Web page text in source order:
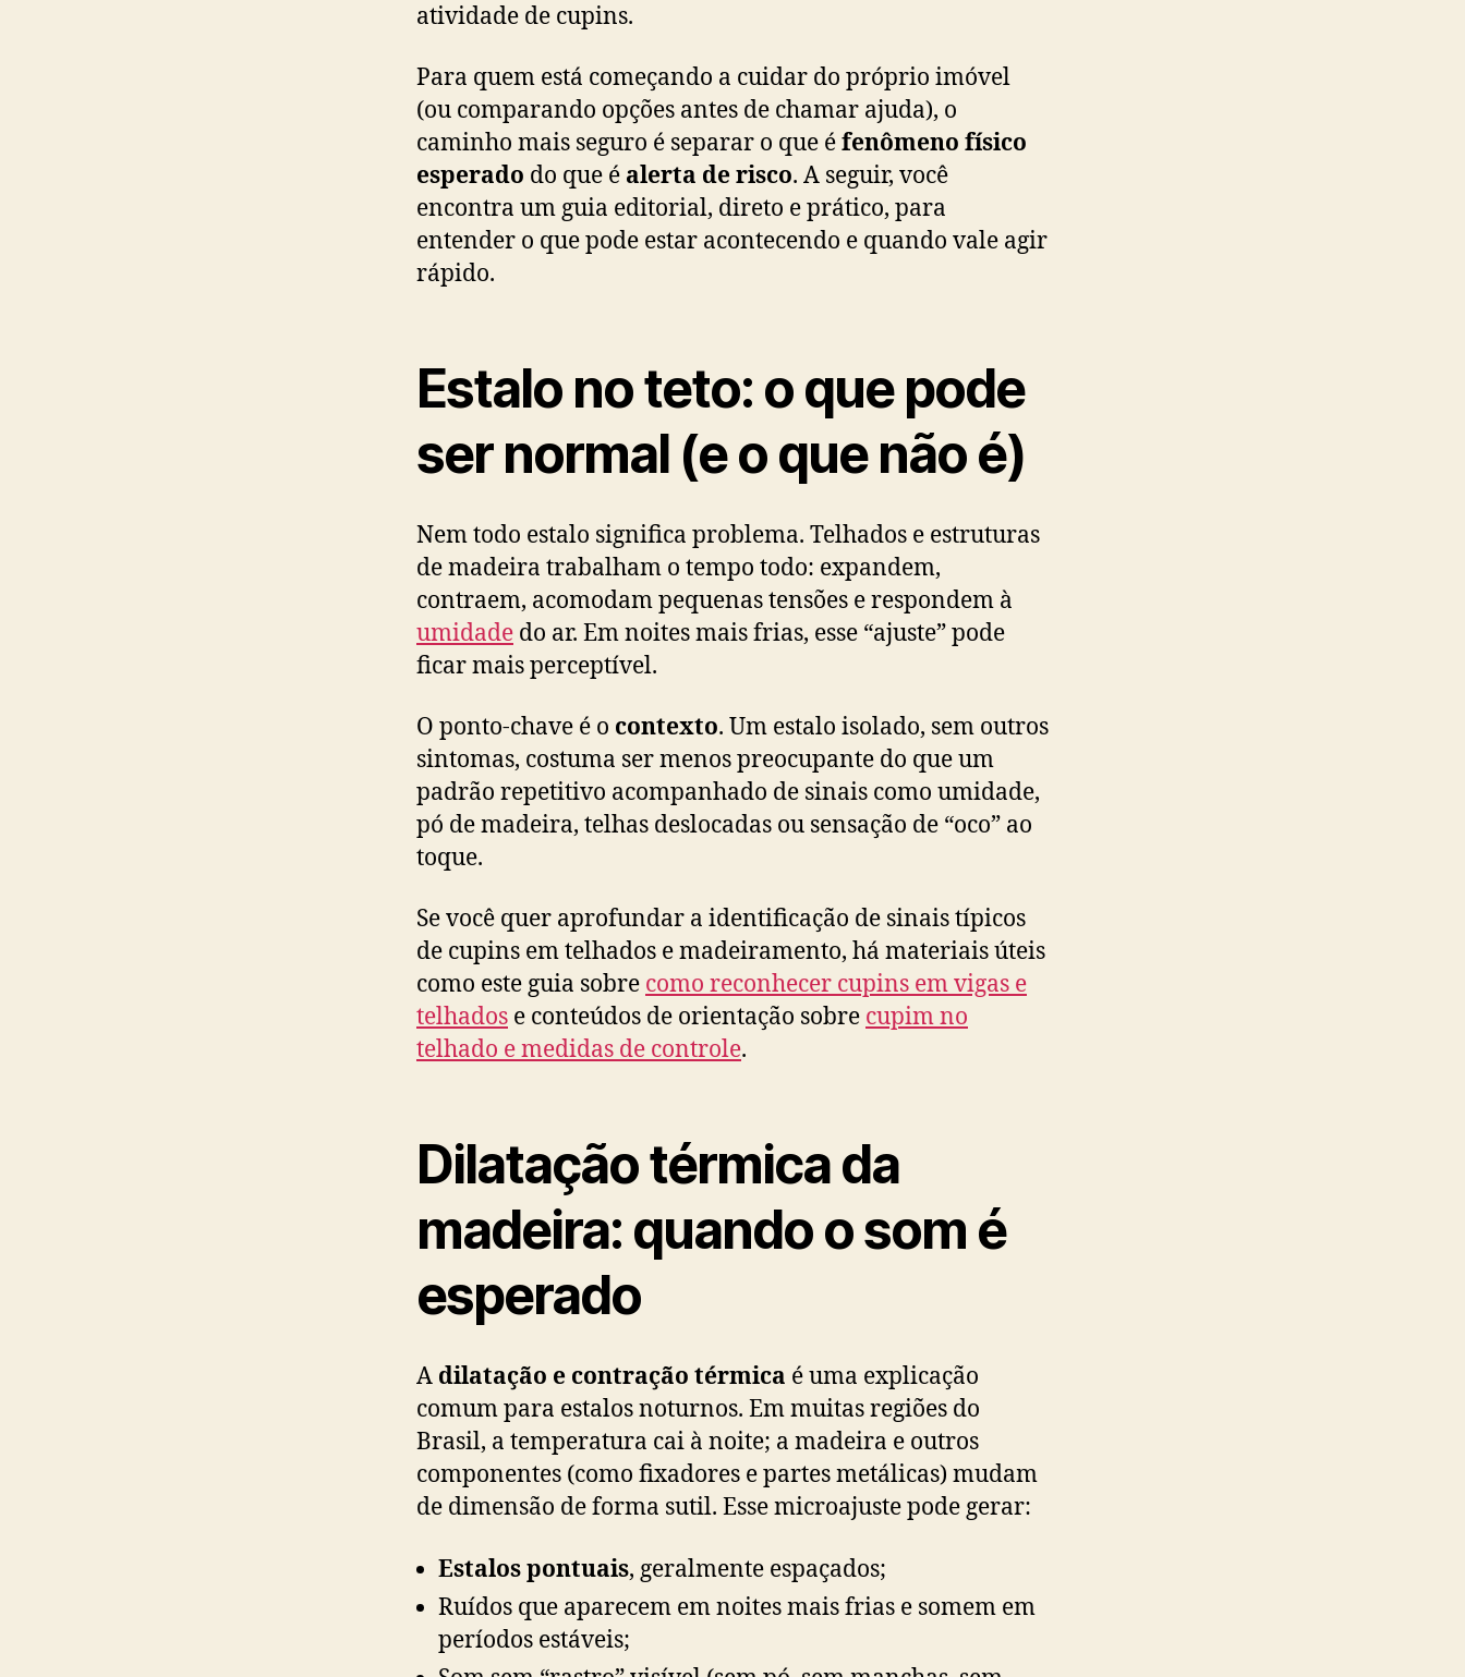
atividade de cupins.
Para quem está começando a cuidar do próprio imóvel
(ou comparando opções antes de chamar ajuda), o
caminho mais seguro é separar o que éfenômeno físico
esperado do que é alerta de risco. A seguir, você
encontra um guia editorial, direto e prático, para
entender o que pode estar acontecendo e quando vale agir
rápido.
Estalo no teto: o que pode
ser normal (e o que não é)
Nem todo estalo significa problema. Telhados e estruturas
de madeira trabalham o tempo todo: expandem,
contraem, acomodam pequenas tensões e respondem à
umidade do ar. Em noites mais frias, esse “ajuste” pode
ficar mais perceptível.
O ponto-chave é o contexto. Um estalo isolado, sem outros
sintomas, costuma ser menos preocupante do que um
padrão repetitivo acompanhado de sinais como umidade,
pó de madeira, telhas deslocadas ou sensação de “oco” ao
toque.
Se você quer aprofundar a identificação de sinais típicos
de cupins em telhados e madeiramento, há materiais úteis
como este guia sobre como reconhecer cupins em vigas e
telhados e conteúdos de orientação sobre cupim no
telhado e medidas de controle.
Dilatação térmica da
madeira: quando o som é
esperado
A dilatação e contração térmica é uma explicação
comum para estalos noturnos. Em muitas regiões do
Brasil, a temperatura cai à noite; a madeira e outros
componentes (como fixadores e partes metálicas) mudam
de dimensão de forma sutil. Esse microajuste pode gerar:
Estalos pontuais, geralmente espaçados;
Ruídos que aparecem em noites mais frias e somem em
períodos estáveis;